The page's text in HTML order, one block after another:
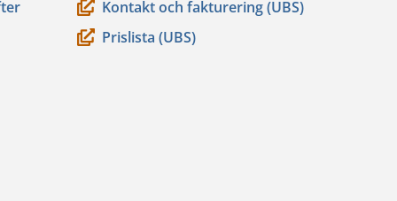
Kontakt och fakturering (UBS)
Prislista (UBS)